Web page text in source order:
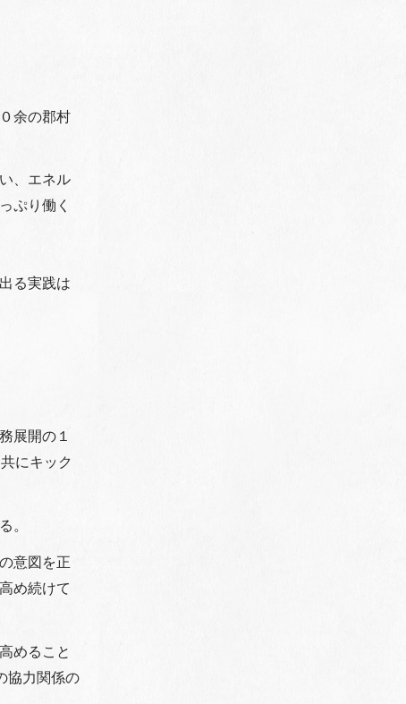
余の郡村
、エネル
ぷり働く
る実践は
展開の１
にキック
。
意図を正
め続けて
めること
協力関係の